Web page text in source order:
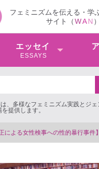
フェミニズムを伝える・学
サイト（WAN ）
エッセイ
ESSAYS
、多様なフェミニズム実践とジェ
提供します。
支援する会事務局